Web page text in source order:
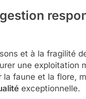
et à la fragilité
une exploitation
la faune et la flore,
exceptionnelle.